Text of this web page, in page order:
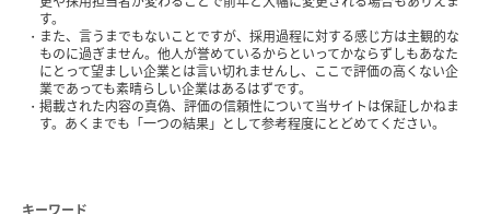
す。
また、言うまでもないことですが、採用過程に対する感じ方は主観的な
ものに過ぎません。他人が誉めているからといってかならずしもあなた
にとって望ましい企業とは言い切れませんし、ここで評価の高くない企
業であっても素晴らしい企業はあるはずです。
掲載された内容の真偽、評価の信頼性について当サイトは保証しかねま
す。あくまでも「一つの結果」として参考程度にとどめてください。
キーワード